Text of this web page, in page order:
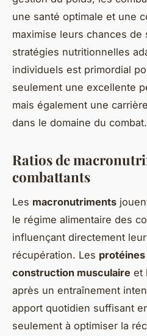
une santé optimale et une
maximise leurs chances
stratégies nutritionnelles
individuels est primordial
seulement une excellente
mais également une
dans le domaine du combat.
Ratios de
combattants
Les macronutriments
le régime alimentaire des
influençant directement
récupération. Les protéines
construction musculaire et
après un entraînement
apport quotidien suffisant
seulement à optimiser la